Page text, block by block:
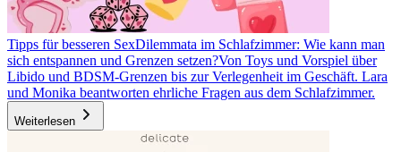
Tipps für besseren SexDilemmata im Schlafzimmer: Wie kann man
sich entspannen und Grenzen setzen?Von Toys und Vorspiel über
Libido und BDSM-Grenzen bis zur Verlegenheit im Geschäft. Lara
und Monika beantworten ehrliche Fragen aus dem Schlafzimmer.
Weiterlesen